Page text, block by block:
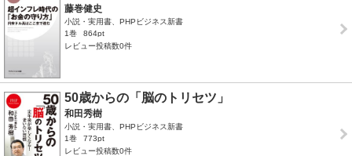
藤巻健史
小説・実用書、PHPビジネス新書
1巻
864pt
レビュー投稿数0件
50歳からの「脳のトリセツ」
和田秀樹
小説・実用書、PHPビジネス新書
1巻
773pt
レビュー投稿数0件